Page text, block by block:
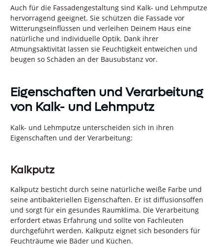
Auch für die Fassadengestaltung sind Kalk- und Lehmputze
hervorragend geeignet. Sie schützen die Fassade vor
Witterungseinflüssen und verleihen Deinem Haus eine
natürliche und individuelle Optik. Dank ihrer
Atmungsaktivität lassen sie Feuchtigkeit entweichen und
beugen so Schäden an der Bausubstanz vor.
Eigenschaften und Verarbeitung
von Kalk- und Lehmputz
Kalk- und Lehmputze unterscheiden sich in ihren
Eigenschaften und der Verarbeitung:
Kalkputz
Kalkputz besticht durch seine natürliche weiße Farbe und
seine antibakteriellen Eigenschaften. Er ist diffusionsoffen
und sorgt für ein gesundes Raumklima. Die Verarbeitung
erfordert etwas Erfahrung und sollte von Fachleuten
durchgeführt werden. Kalkputz eignet sich besonders für
Feuchträume wie Bäder und Küchen.